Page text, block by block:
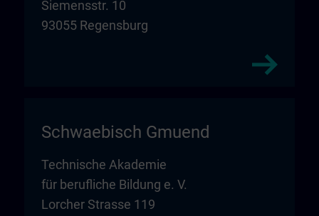
Siemensstr. 10
93055 Regensburg
Schwaebisch Gmuend
Technische Akademie
für berufliche Bildung e. V.
Lorcher Strasse 119